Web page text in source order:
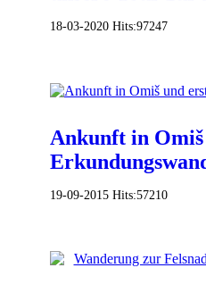
18-03-2020 Hits:97247
Ankunft in Omiš
19-09-2015 Hits:57210